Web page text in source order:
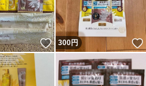
いいね！
300円